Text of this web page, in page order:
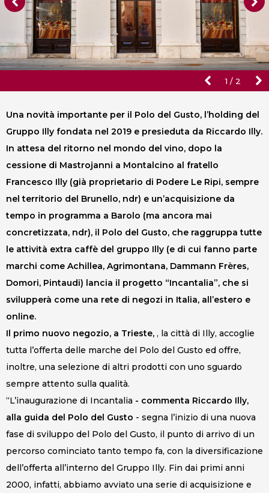
1 / 2
Una novità importante per il Polo del Gusto, l’holding del
Gruppo Illy fondata nel 2019 e presieduta da Riccardo Illy.
In attesa del ritorno nel mondo del vino, dopo la
cessione di Mastrojanni a Montalcino al fratello
Francesco Illy (già proprietario di Podere Le Ripi, sempre
nel territorio del Brunello, ndr) e un’acquisizione da
tempo in programma a Barolo (ma ancora mai
concretizzata, ndr), il Polo del Gusto, che raggruppa tutte
le attività extra caffè del gruppo Illy (e di cui fanno parte
marchi come Achillea, Agrimontana, Dammann Frères,
Domori, Pintaudi) lancia il progetto “Incantalia”, che si
svilupperà come una rete di negozi in Italia, all’estero e
online.
Il primo nuovo negozio, a Trieste, , la città di Illy, accoglie
tutta l’offerta delle marche del Polo del Gusto ed offre,
inoltre, una selezione di altri prodotti con uno sguardo
sempre attento sulla qualità.
“L’inaugurazione di Incantalia - commenta Riccardo Illy,
alla guida del Polo del Gusto - segna l’inizio di una nuova
fase di sviluppo del Polo del Gusto, il punto di arrivo di un
percorso cominciato tanto tempo fa, con la diversificazione
dell’offerta all’interno del Gruppo Illy. Fin dai primi anni
2000, infatti, abbiamo avviato una serie di acquisizione e